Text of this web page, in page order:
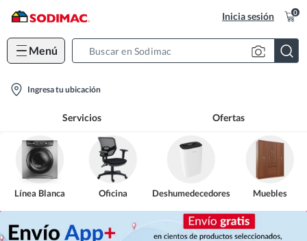
Inicia sesión 0
Menú
location-
Ingresa tu ubicación
Servicios Ofertas
Línea Blanca Oficina Deshumedecedores Muebles